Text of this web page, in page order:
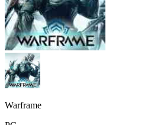
Warframe